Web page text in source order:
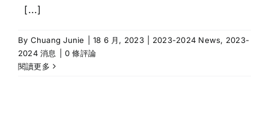
[...]
By Chuang Junie 18 6 月, 2023 2023-2024 News, 2023-
2024 消息
0 條評論
閱讀更多